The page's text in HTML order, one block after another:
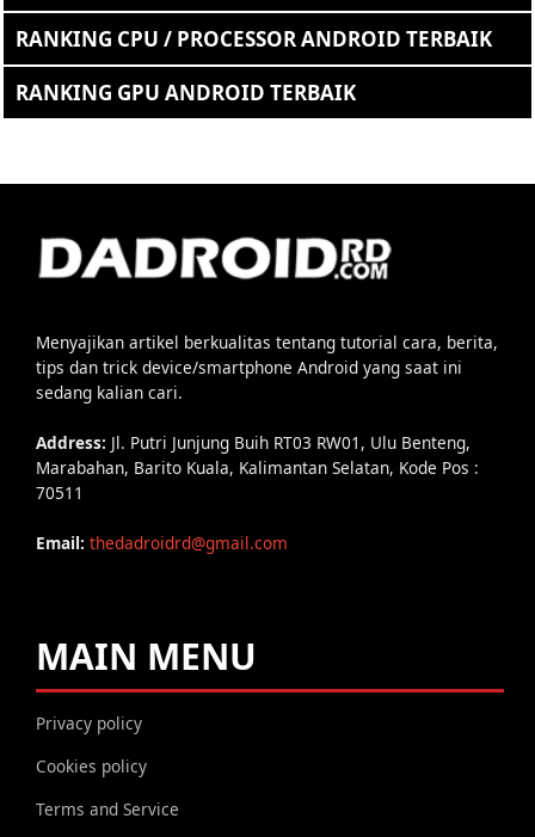
RANKING CPU / PROCESSOR ANDROID TERBAIK
RANKING GPU ANDROID TERBAIK
Menyajikan artikel berkualitas tentang tutorial cara, berita,
tips dan trick device/smartphone Android yang saat ini
sedang kalian cari.
Address: Jl. Putri Junjung Buih RT03 RW01, Ulu Benteng,
Marabahan, Barito Kuala, Kalimantan Selatan, Kode Pos :
70511
Email: thedadroidrd@gmail.com
MAIN MENU
Privacy policy
Cookies policy
Terms and Service